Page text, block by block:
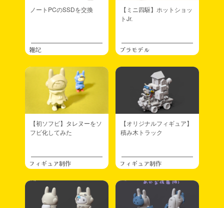
ノートPCのSSDを交換
雑記
【ミニ四駆】ホットショッ
トJr.
プラモデル
【初ソフビ】タレヌーをソ
フビ化してみた
フィギュア制作
【オリジナルフィギュア】
積み木トラック
フィギュア制作